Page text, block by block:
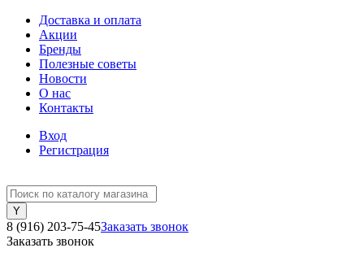
Доставка и оплата
Акции
Бренды
Полезные советы
Новости
О нас
Контакты
Вход
Регистрация
8 (916) 203-75-45Заказать звонок
Заказать звонок